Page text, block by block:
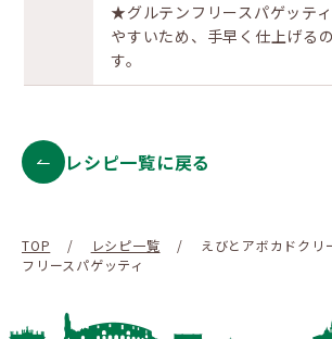
★グルテンフリースパゲッテ
やすいため、手早く仕上げる
す。
レシピ一覧に戻る
TOP / レシピ一覧 /
えびとアボカドクリ
フリースパゲッティ